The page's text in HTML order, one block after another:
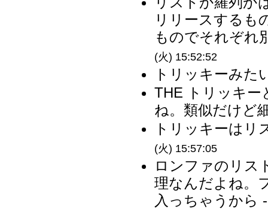
リリースするも
ものでそれぞれ
(火) 15:52:52
トリッキーみた
THE トリッキー
ね。類似だけど
トリッキーはリ
(火) 15:57:05
ロンファのリス
理なんだよね。
入っちゃうから